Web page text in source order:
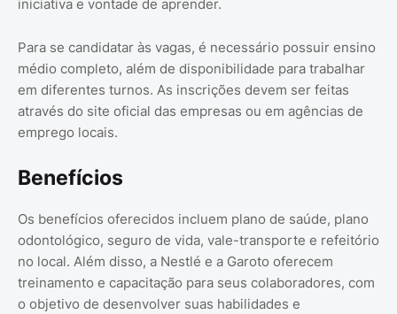
iniciativa e vontade de aprender.
Para se candidatar às vagas, é necessário possuir ensino
médio completo, além de disponibilidade para trabalhar
em diferentes turnos. As inscrições devem ser feitas
através do site oficial das empresas ou em agências de
emprego locais.
Benefícios
Os benefícios oferecidos incluem plano de saúde, plano
odontológico, seguro de vida, vale-transporte e refeitório
no local. Além disso, a Nestlé e a Garoto oferecem
treinamento e capacitação para seus colaboradores, com
o objetivo de desenvolver suas habilidades e